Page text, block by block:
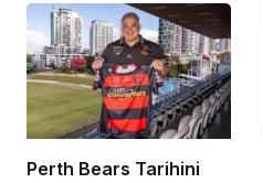
Perth Bears Tarihini